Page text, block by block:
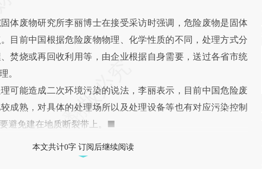
废物研究所李丽博士在接受采访时强调，危险废物是固体
目前中国根据危险废物物理、化学性质的不同，处理方式分
焚烧或再回收利用等，由企业根据自身需要，送过各省市统
。
能造成二次环境污染的说法，李丽表示，目前中国危险废
成熟，对具体的处理场所以及处理设备等也有对应污染控制
避免建在地质断裂带上。■
本文共计0字 订阅后继续阅读